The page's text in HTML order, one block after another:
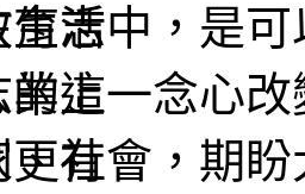
生活中，是
這一念心
社會，期